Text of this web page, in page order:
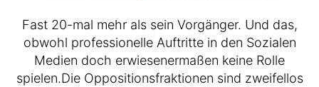
Fast 20-mal mehr als sein Vorgänger. Und das,
obwohl professionelle Auftritte in den Sozialen
Medien doch erwiesenermaßen keine Rolle
spielen.Die Oppositionsfraktionen sind zweifellos